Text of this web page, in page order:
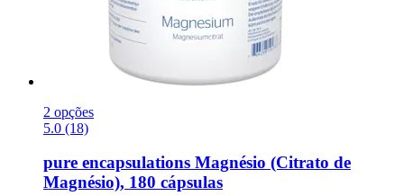
2 opções
5.0 (18)
pure encapsulations Magnésio (Citrato de
Magnésio), 180 cápsulas